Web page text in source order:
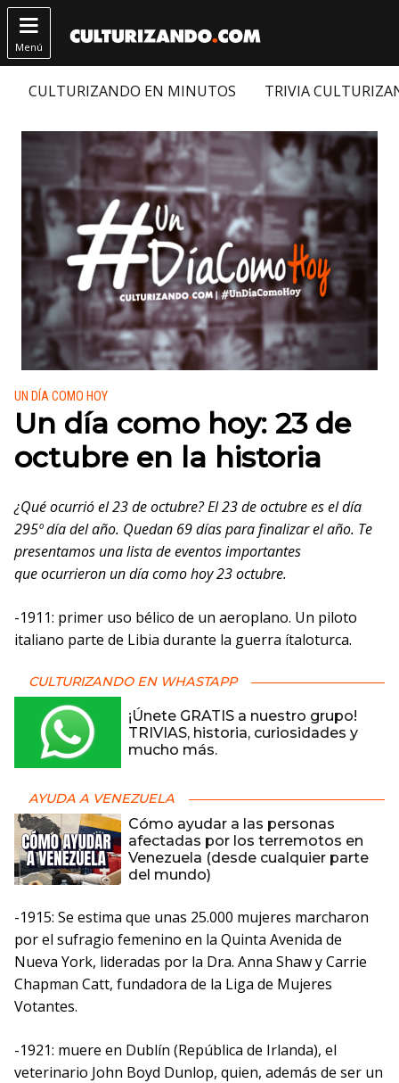

Menú
CULTURIZANDO EN MINUTOS TRIVIA
Publicado en:
UN DÍA COMO HOY
Un día como hoy: 23 de
octubre en la historia
¿Qué ocurrió el 23 de octubre? El 23 de octubre es el día
295º día del año. Quedan 69 días para finalizar el año. Te
presentamos una lista de eventos importantes
que ocurrieron un día como hoy 23 octubre.
-1911: primer uso bélico de un aeroplano. Un piloto
italiano parte de Libia durante la guerra ítaloturca.
CULTURIZANDO EN WHASTAPP
¡Únete GRATIS a nuestro grupo!
TRIVIAS, historia, curiosidades y
mucho más.
AYUDA A VENEZUELA
Cómo ayudar a las personas
afectadas por los terremotos en
Venezuela (desde cualquier parte
del mundo)
-1915: Se estima que unas 25.000 mujeres marcharon
por el sufragio femenino en la Quinta Avenida de
Nueva York, lideradas por la Dra. Anna Shaw y Carrie
Chapman Catt, fundadora de la Liga de Mujeres
Votantes.
-1921: muere en Dublín (República de Irlanda), el
veterinario John Boyd Dunlop, quien, además de ser un